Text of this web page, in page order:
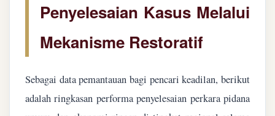
Penyelesaian Kasus Melalui
Mekanisme Restoratif
Sebagai data pemantauan bagi pencari keadilan, berikut
adalah ringkasan performa penyelesaian perkara pidana